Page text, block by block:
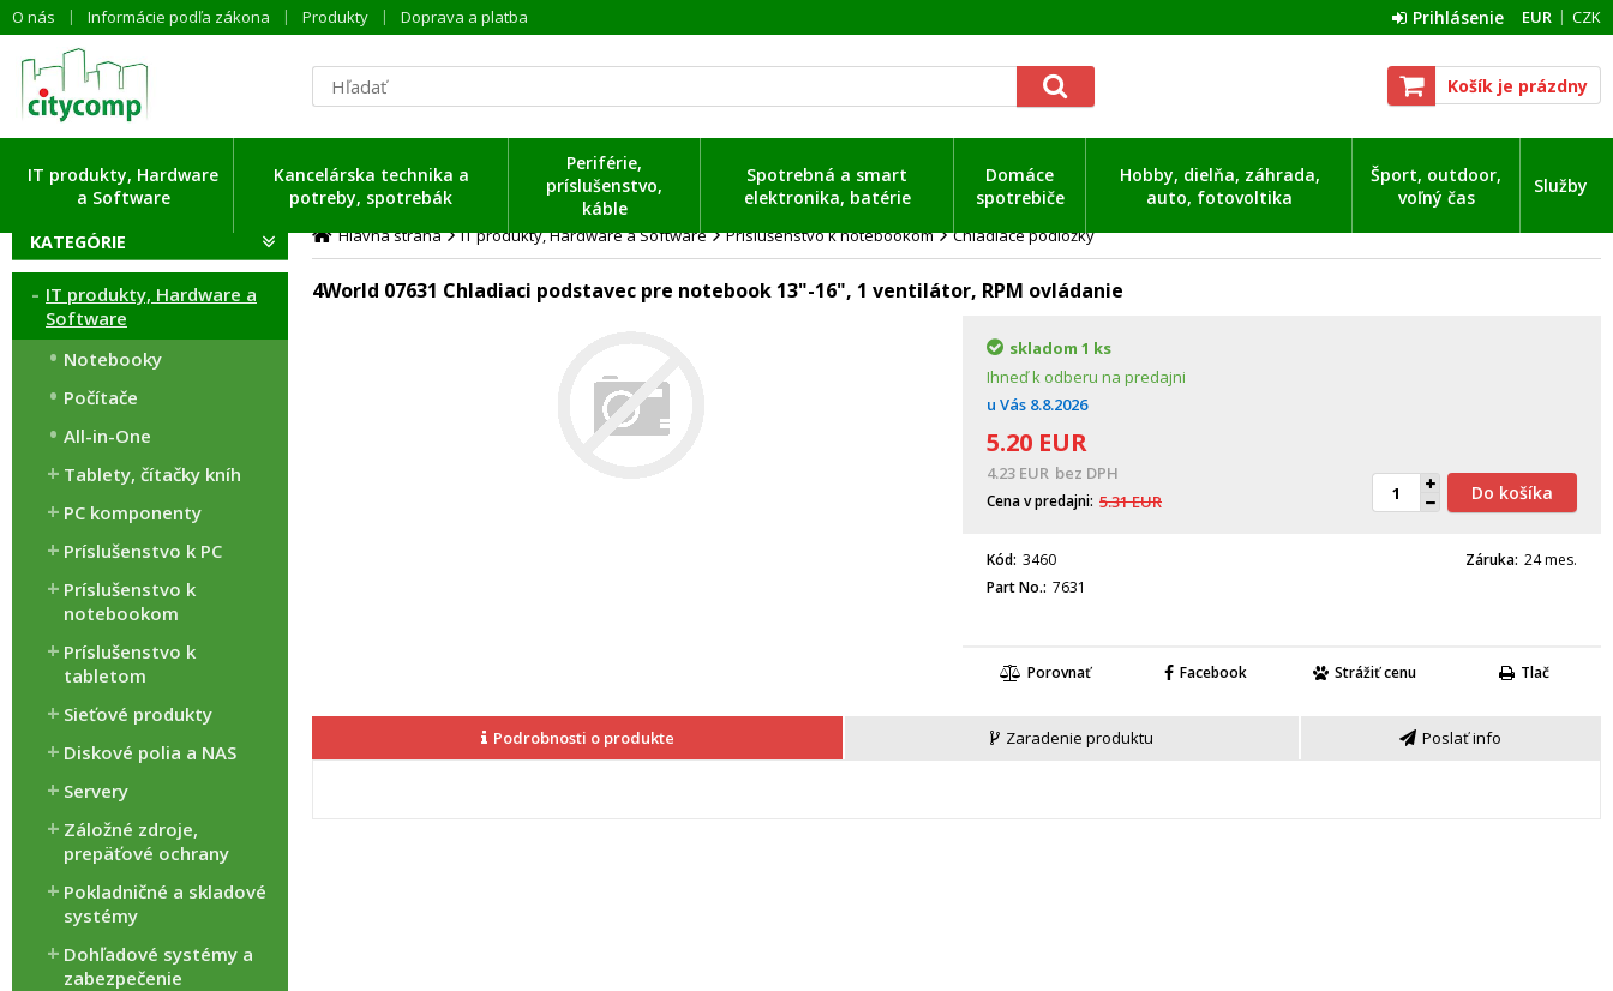
O nás Informácie podľa zákona Produkty Doprava a platba EUR CZK
Prihlásenie
Košík je prázdny
IT produkty, Hardware
a Software
Kancelárska technika a
potreby, spotrebák
Periférie,
príslušenstvo,
káble
Spotrebná a smart
elektronika, batérie
Domáce
spotrebiče
Hobby, dielňa, záhrada,
auto, fotovoltika
Šport, outdoor,
voľný čas
Služby
KATEGÓRIE
IT produkty, Hardware a
Software
Notebooky
Počítače
All-in-One
Tablety, čítačky kníh
PC komponenty
Príslušenstvo k PC
Príslušenstvo k
notebookom
Príslušenstvo k
tabletom
Sieťové produkty
Diskové polia a NAS
Servery
Záložné zdroje,
prepäťové ochrany
Pokladničné a skladové
systémy
Dohľadové systémy a
zabezpečenie
Hlavná strana IT produkty, Hardware a Software Príslušenstvo k notebookom Chladiace podložky
4World 07631 Chladiaci podstavec pre notebook 13"-16", 1 ventilátor, RPM ovládanie
skladom 1 ks
Ihneď k odberu na predajni
u Vás 8.8.2026
5.20 EUR
4.23 EUR bez DPH
Cena v predajni 5.31EUR Do košíka
Kód 3460
Part No. 7631
Záruka 24 mes.
Porovnať Facebook Strážiť cenu Tlač
Podrobnosti o produkte Zaradenie produktu Poslať info